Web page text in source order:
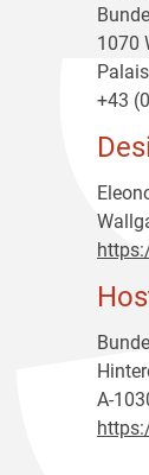
1070
+43
A-